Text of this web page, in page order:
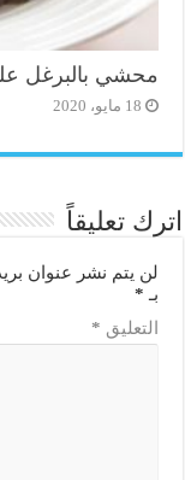
محشي بالبرغل
18 مايو، 2020
اترك تعليقاً
لن يتم نشر عنوان
بـ *
التعليق *